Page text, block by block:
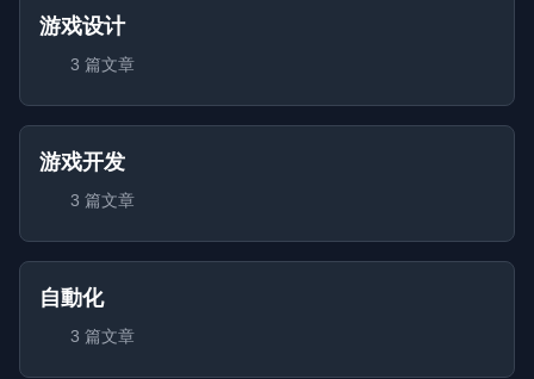
游戏设计
3 篇文章
游戏开发
3 篇文章
自動化
3 篇文章